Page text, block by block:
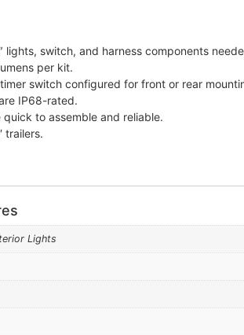
switch, and harness components
per kit.
switch configured for front or rear
IP68-rated.
to assemble and reliable.
trailers.
Lights